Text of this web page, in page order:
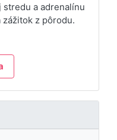
stredu a adrenalínu
z pôrodu.